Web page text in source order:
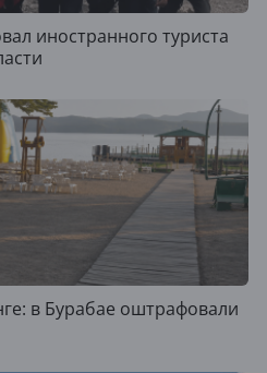
иностранного туриста
в Бурабае оштрафовали